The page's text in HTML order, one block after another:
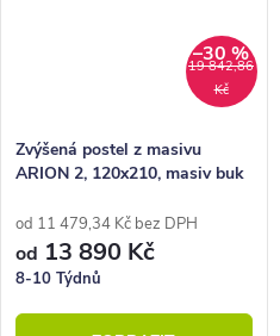
19 842,86
Kč
–30 %
Zvýšená postel z masivu
ARION 2, 120x210, masiv buk
od 11 479,34 Kč bez DPH
od 13 890 Kč
8-10 Týdnů